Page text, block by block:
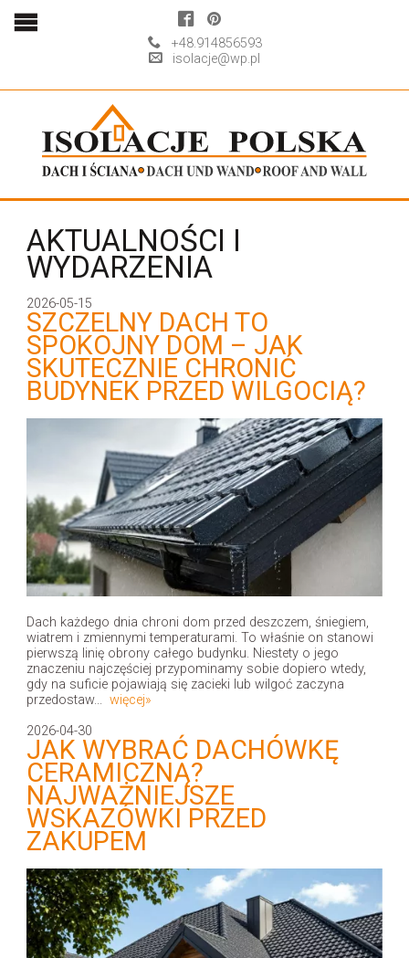
+48.914856593
isolacje@wp.pl
AKTUALNOŚCI I
WYDARZENIA
2026-05-15
SZCZELNY DACH TO
SPOKOJNY DOM – JAK
SKUTECZNIE CHRONIĆ
BUDYNEK PRZED WILGOCIĄ?
Dach każdego dnia chroni dom przed deszczem, śniegiem,
wiatrem i zmiennymi temperaturami. To właśnie on stanowi
pierwszą linię obrony całego budynku. Niestety o jego
znaczeniu najczęściej przypominamy sobie dopiero wtedy,
gdy na suficie pojawiają się zacieki lub wilgoć zaczyna
przedostaw... więcej»
2026-04-30
JAK WYBRAĆ DACHÓWKĘ
CERAMICZNĄ?
NAJWAŻNIEJSZE
WSKAZÓWKI PRZED
ZAKUPEM